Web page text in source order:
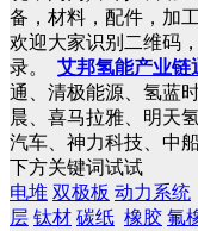
备，材料，配件，加
欢迎大家识别二维码
录。
艾邦氢能产业链
通、清极能源、氢蓝
晨、喜马拉雅、明天
汽车、神力科技、中
下方关键词试试
电堆 双极板 动力系统
层 钛材 碳纸 橡胶 氟